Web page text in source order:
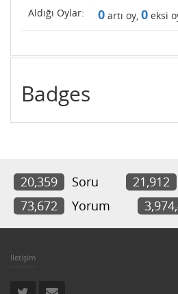
Aldığı Oylar: 0 artı oy, 0 eksi
Badges
20,359 Soru 21,912
73,672
Yorum
İletişim